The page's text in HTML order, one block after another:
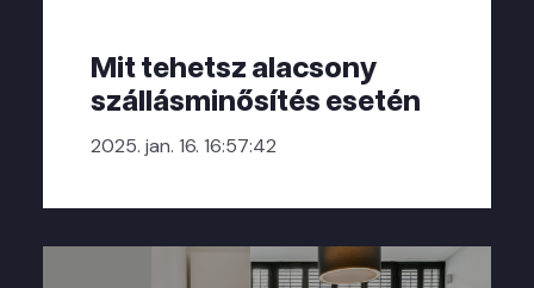
Mit tehetsz alacsony
szállásminősítés esetén
2025. jan. 16. 16:57:42